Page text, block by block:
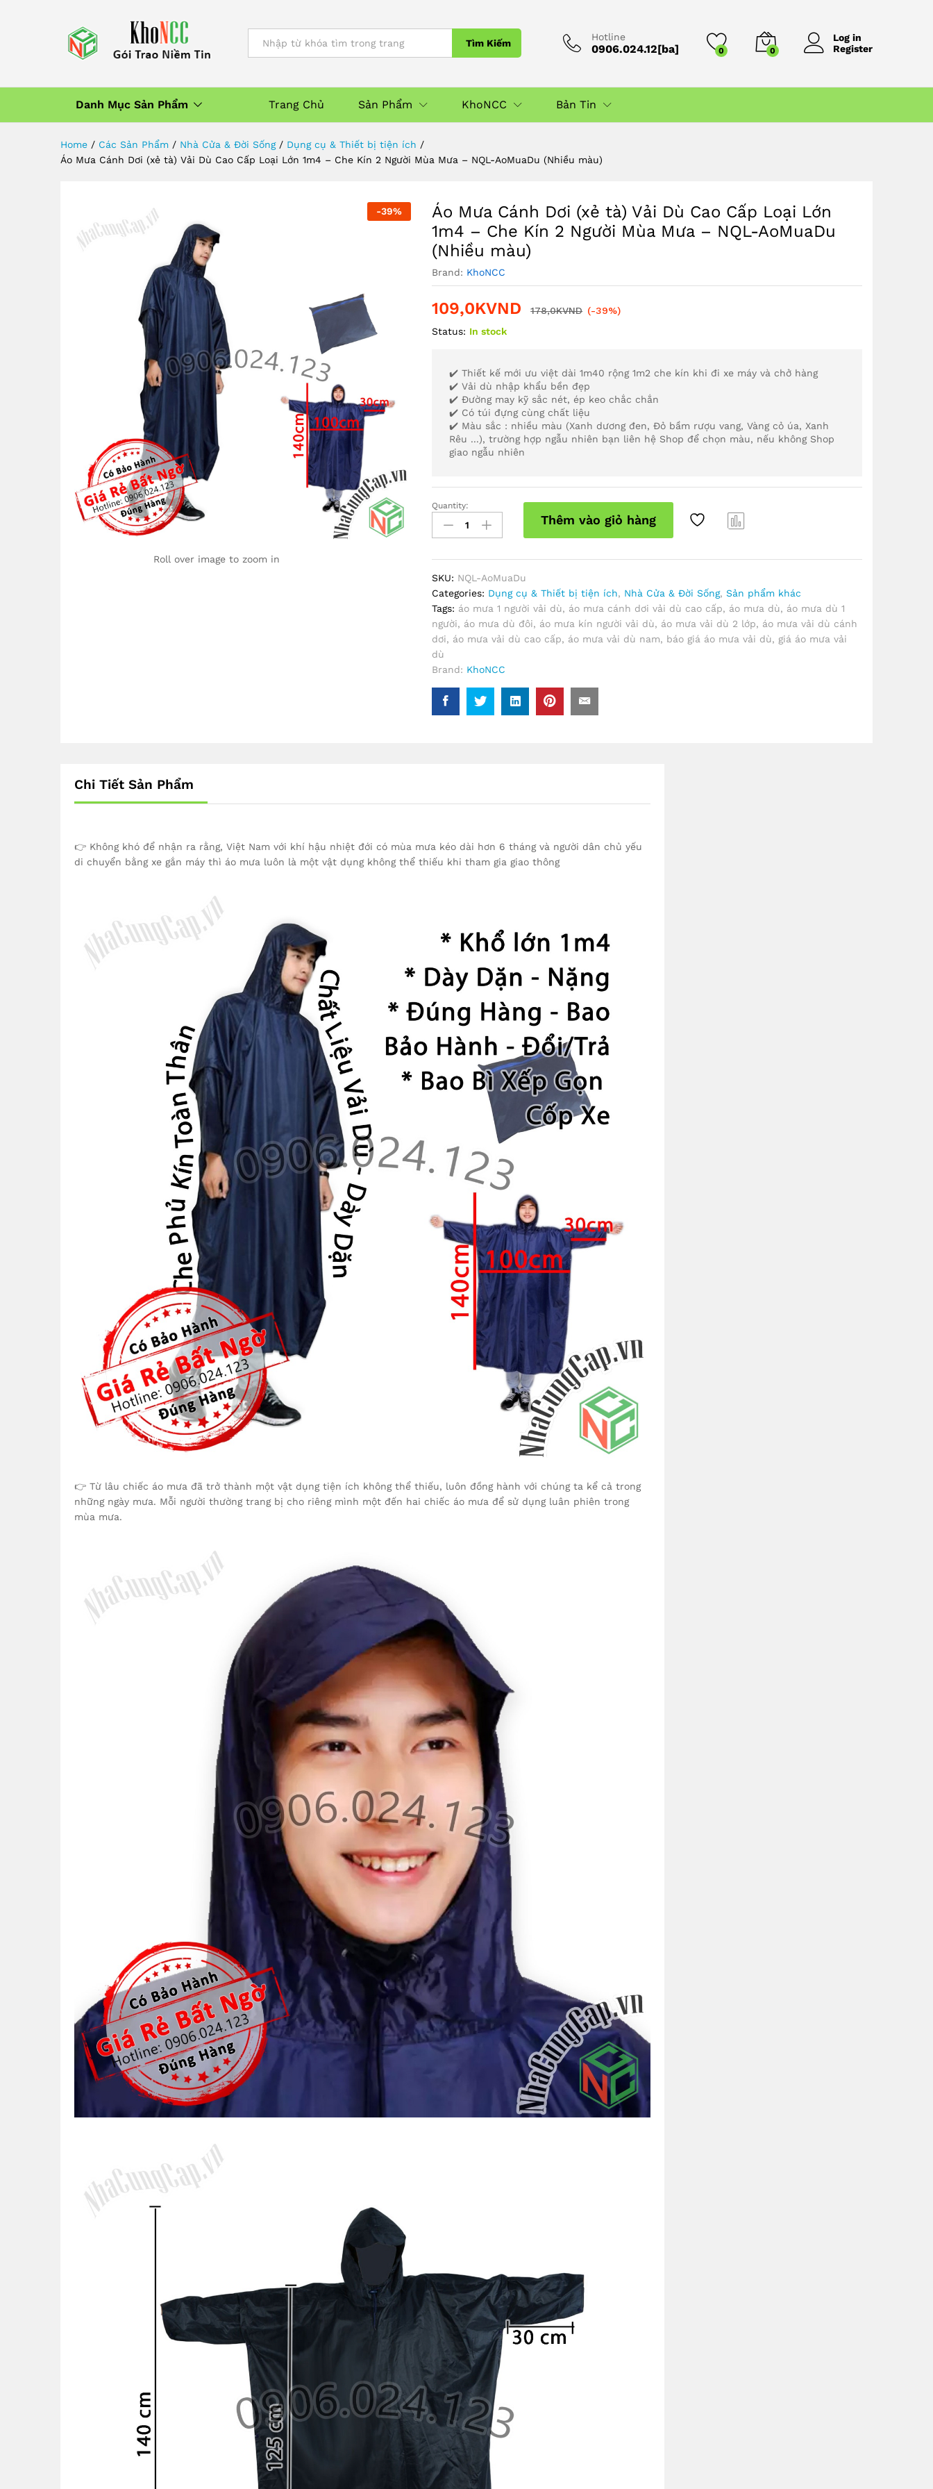
Tìm Kiếm
Hotline
0906.024.12[ba] 0 0
Log in
Register
Danh Mục Sản Phẩm Trang Chủ Sản Phẩm KhoNCC Bản Tin
Home / Các Sản Phẩm / Nhà Cửa & Đời Sống / Dụng cụ & Thiết bị tiện ích /
Áo Mưa Cánh Dơi (xẻ tà) Vải Dù Cao Cấp Loại Lớn 1m4 – Che Kín 2 Người Mùa Mưa – NQL-AoMuaDu (Nhiều màu)
-39%
Roll over image to zoom in
Áo Mưa Cánh Dơi (xẻ tà) Vải Dù Cao Cấp Loại Lớn
1m4 – Che Kín 2 Người Mùa Mưa – NQL-AoMuaDu
(Nhiều màu)
Brand: KhoNCC
109,0KVND 178,0KVND (-39%)
Status: In stock
✔️ Thiết kế mới ưu việt dài 1m40 rộng 1m2 che kín khi đi xe máy và chở hàng
✔️ Vải dù nhập khẩu bền đẹp
✔️ Đường may kỹ sắc nét, ép keo chắc chắn
✔️ Có túi đựng cùng chất liệu
✔️ Màu sắc : nhiều màu (Xanh dương đen, Đỏ bầm rượu vang, Vàng cỏ úa, Xanh
Rêu ...), trường hợp ngẫu nhiên bạn liên hệ Shop để chọn màu, nếu không Shop
giao ngẫu nhiên
Áo
Mưa
Cánh
tà)
Vải
Dù
Cao
Cấp
AoMuaDu
(Nhiều
Quantity:
Thêm vào giỏ hàng
SKU: NQL-AoMuaDu
Categories: Dụng cụ & Thiết bị tiện ích, Nhà Cửa & Đời Sống,Sản phẩm khác
Tags: áo mưa 1 người vải dù, áo mưa cánh dơi vải dù cao cấp, áo mưa dù, áo mưa dù 1
người, áo mưa dù đôi, áo mưa kín người vải dù, áo mưa vải dù 2 lớp, áo mưa vải dù cánh
dơi, áo mưa vải dù cao cấp, áo mưa vải dù nam, báo giá áo mưa vải dù, giá áo mưa vải
dù
Brand: KhoNCC
Chi Tiết Sản Phẩm
👉 Không khó để nhận ra rằng, Việt Nam với khí hậu nhiệt đới có mùa mưa kéo dài hơn 6 tháng và người dân chủ yếu
di chuyển bằng xe gắn máy thì áo mưa luôn là một vật dụng không thể thiếu khi tham gia giao thông
👉 Từ lâu chiếc áo mưa đã trở thành một vật dụng tiện ích không thể thiếu, luôn đồng hành với chúng ta kể cả trong
những ngày mưa. Mỗi người thường trang bị cho riêng mình một đến hai chiếc áo mưa để sử dụng luân phiên trong
mùa mưa.
Chi Tiết Sản Phẩm